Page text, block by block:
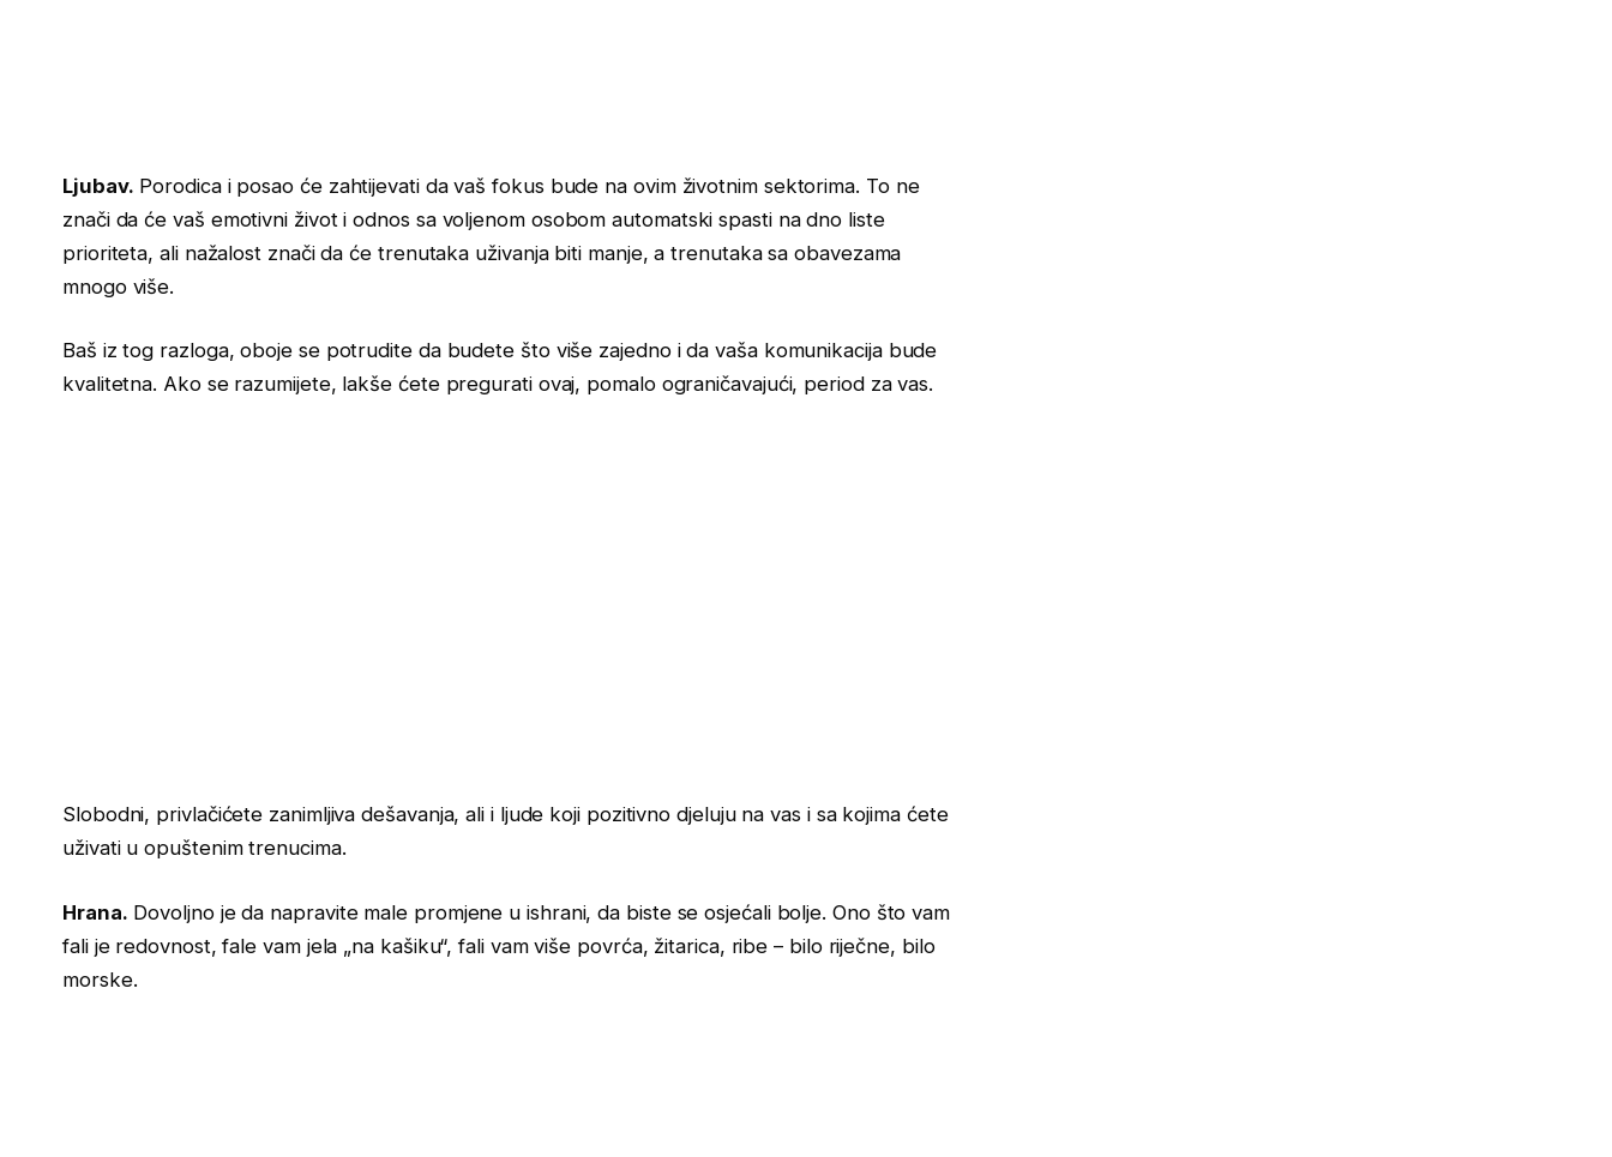
Ljubav. Porodica i posao će zahtijevati da vaš fokus bude na ovim životnim sektorima. To ne
znači da će vaš emotivni život i odnos sa voljenom osobom automatski spasti na dno liste
prioriteta, ali nažalost znači da će trenutaka uživanja biti manje, a trenutaka sa obavezama
mnogo više.
Baš iz tog razloga, oboje se potrudite da budete što više zajedno i da vaša komunikacija bude
kvalitetna. Ako se razumijete, lakše ćete pregurati ovaj, pomalo ograničavajući, period za vas.
Slobodni, privlačićete zanimljiva dešavanja, ali i ljude koji pozitivno djeluju na vas i sa kojima ćete
uživati u opuštenim trenucima.
Hrana. Dovoljno je da napravite male promjene u ishrani, da biste se osjećali bolje. Ono što vam
fali je redovnost, fale vam jela „na kašiku“, fali vam više povrća, žitarica, ribe – bilo riječne, bilo
morske.